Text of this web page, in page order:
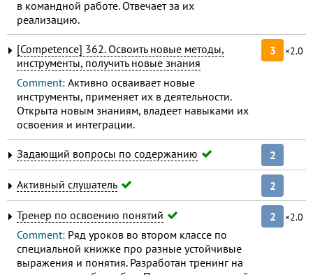
в командной работе. Отвечает за их
реализацию.
[Competence] 362. Освоить новые методы,
инструменты, получить новые знания
Comment: Активно осваивает новые
инструменты, применяет их в деятельности.
Открыта новым знаниям, владеет навыками их
освоения и интеграции.
3 ×2.0
Задающий вопросы по содержанию 2
Активный слушатель 2
Тренер по освоению понятий
Comment: Ряд уроков во втором классе по
специальной книжке про разные устойчивые
выражения и понятия. Разработан тренинг на
2 ×2.0